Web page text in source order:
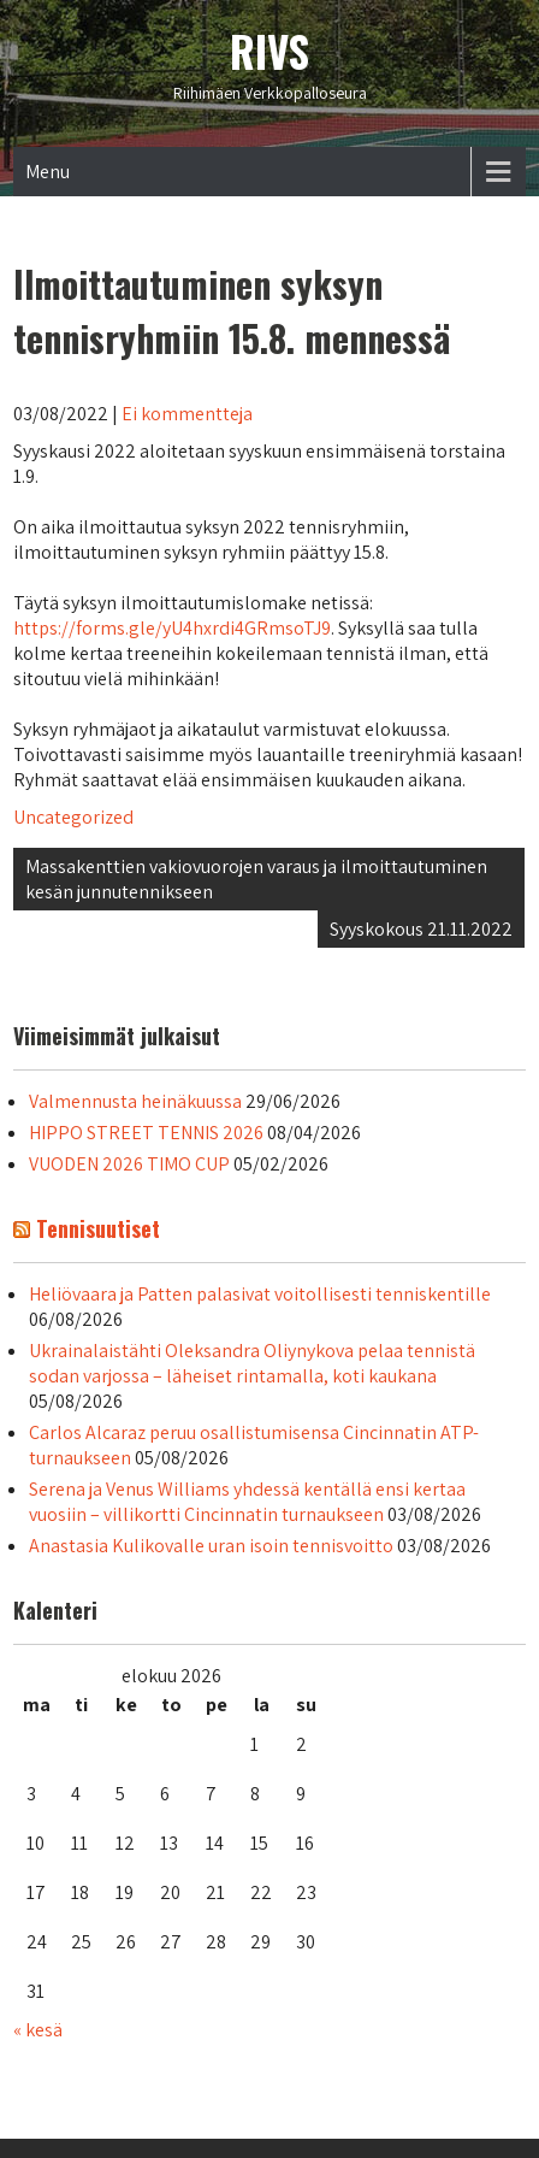
RIVS
Riihimäen Verkkopalloseura
Menu
Ilmoittautuminen syksyn
tennisryhmiin 15.8. mennessä
03/08/2022 | Ei kommentteja
Syyskausi 2022 aloitetaan syyskuun ensimmäisenä torstaina
1.9.
On aika ilmoittautua syksyn 2022 tennisryhmiin,
ilmoittautuminen syksyn ryhmiin päättyy 15.8.
Täytä syksyn ilmoittautumislomake netissä:
https://forms.gle/yU4hxrdi4GRmsoTJ9. Syksyllä saa tulla
kolme kertaa treeneihin kokeilemaan tennistä ilman, että
sitoutuu vielä mihinkään!
Syksyn ryhmäjaot ja aikataulut varmistuvat elokuussa.
Toivottavasti saisimme myös lauantaille treeniryhmiä kasaan!
Ryhmät saattavat elää ensimmäisen kuukauden aikana.
Uncategorized
Artikkelien
selaus
Massakenttien vakiovuorojen varaus ja ilmoittautuminen
kesän junnutennikseen
Syyskokous 21.11.2022
Viimeisimmät julkaisut
Valmennusta heinäkuussa 29/06/2026
HIPPO STREET TENNIS 2026 08/04/2026
VUODEN 2026 TIMO CUP 05/02/2026
Tennisuutiset
Heliövaara ja Patten palasivat voitollisesti tenniskentille
06/08/2026
Ukrainalaistähti Oleksandra Oliynykova pelaa tennistä
sodan varjossa – läheiset rintamalla, koti kaukana
05/08/2026
Carlos Alcaraz peruu osallistumisensa Cincinnatin ATP-
turnaukseen 05/08/2026
Serena ja Venus Williams yhdessä kentällä ensi kertaa
vuosiin – villikortti Cincinnatin turnaukseen 03/08/2026
Anastasia Kulikovalle uran isoin tennisvoitto 03/08/2026
Kalenteri
elokuu 2026
ma
ti ke to pe la
su
1
2
3
4 5 6 7 8
9
10
11 12 13 14 15
16
17
18 19 20 21 22
23
24
25 26 27 28 29
30
31
« kesä